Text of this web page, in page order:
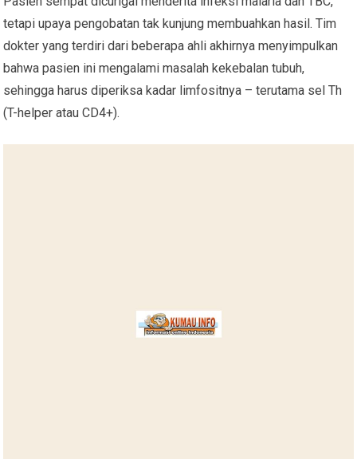
tetapi upaya pengobatan tak kunjung membuahkan hasil. Tim
dokter yang terdiri dari beberapa ahli akhirnya menyimpulkan
bahwa pasien ini mengalami masalah kekebalan tubuh,
sehingga harus diperiksa kadar limfositnya – terutama sel Th
(T-helper atau CD4+).